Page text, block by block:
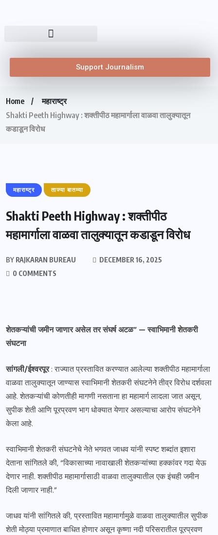
Support Journalism
Home
महाराष्ट्र
Shakti Peeth Highway : शक्तीपीठ महामार्गाला वाळवा तालुक्यातून
कडाडून विरोध
महाराष्ट्र ताज्या बातम्या
Shakti Peeth Highway : शक्तीपीठ
महामार्गाला वाळवा तालुक्यातून कडाडून विरोध
BY RAJKARAN BUREAU
DECEMBER 16, 2025
0 COMMENTS
शेतकऱ्यांची जमीन जाणार असेल तर संघर्ष अटळ” — स्वाभिमानी शेतकरी
संघटना
सांगली/ईश्वरपूर: राज्यात प्रस्तावित करण्यात आलेल्या शक्तीपीठ महामार्गाला
वाळवा तालुक्यातून जाण्यास स्वाभिमानी शेतकरी संघटनेने तीव्र विरोध दर्शवला
आहे. शेतकऱ्यांची कोणतीही मागणी नसताना हा महामार्ग लादला जात असून,
सुपीक शेती आणि पूरप्रवण भाग धोक्यात येणार असल्याचा आरोप संघटनेने
केला आहे.
स्वाभिमानी शेतकरी संघटनेचे नेते भगवत जाधव यांनी स्पष्ट शब्दांत इशारा
देताना सांगितले की, “विकासाच्या नावाखाली शेतकऱ्यांच्या हक्कांवर गदा येऊ
देणार नाही. शक्तीपीठ महामार्गासाठी वाळवा तालुक्यातील एक इंचही जमीन
दिली जाणार नाही.”
जाधव यांनी सांगितले की, प्रस्तावित महामार्गामुळे वाळवा तालुक्यातील सुपीक
शेती मोठ्या प्रमाणात बाधित होणार असून कृष्णा नदी परिसरातील पूरप्रवण